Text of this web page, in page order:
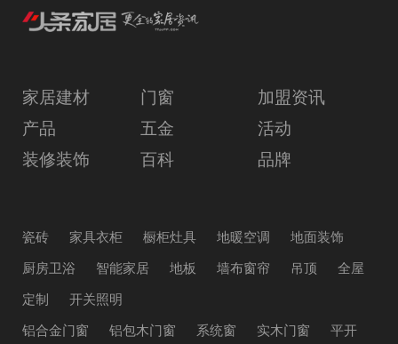
家居建材 门窗
加盟资讯
产品
五金
活动
装修装饰
百科 品牌
瓷砖 家具衣柜 橱柜灶具 地暖空调
地面装饰
厨房卫浴
智能家居 地板 墙布窗帘 吊顶
全屋
定制
开关照明
铝合金门窗
铝包木门窗 系统窗 实木门窗
平开